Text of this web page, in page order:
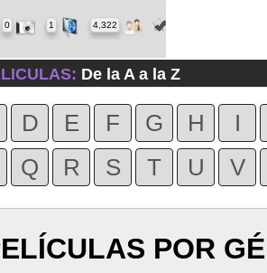
0 1 4,322
De la A a la Z
D E F G H
I
Q R S T U V
POR